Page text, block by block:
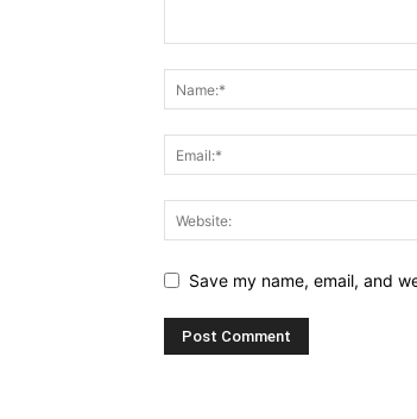
Save my name, email, and